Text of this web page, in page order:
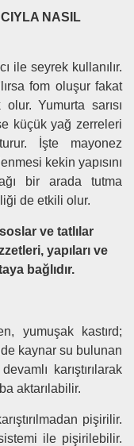
NASIL
ile seyrek kullanılır.
fom oluşur fakat
Yumurta sarısı
küçük yağ zerreleri
İşte mayonez
kekin yapısını
bir arada tutma
de etkili olur.
ve tatlılar
yapıları ve
bağlıdır.
yumuşak kastırd;
kaynar su bulunan
karıştırılarak
aktarılabilir.
pişirilir.
ile pişirilebilir.